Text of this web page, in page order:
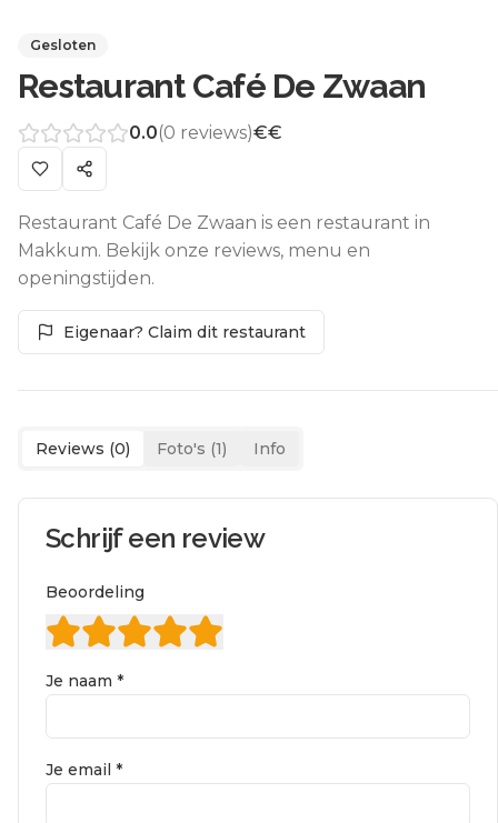
Gesloten
Restaurant Café De Zwaan
0.0(0 reviews)€€
Restaurant Café De Zwaan is een restaurant in
Makkum. Bekijk onze reviews, menu en
openingstijden.
Eigenaar? Claim dit restaurant
Reviews (0) Foto's (1) Info
Schrijf een review
Beoordeling
Je naam *
Je email *